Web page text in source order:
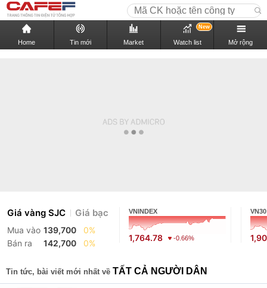
Home Tin mới Market Watch list
New
Mở rộng
Giá vàng SJC Giá bạc
Mua vào 139,700
0%
Bán ra
142,700 0%
VNINDEX
1,764.78 -0.66%
VN30
Tin tức, bài viết mới nhất về TẤT CẢ NGƯỜI DÂN